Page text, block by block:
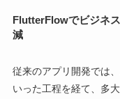
FlutterFlowでビジネ
減
従来のアプリ開発では
いった工程を経て、多